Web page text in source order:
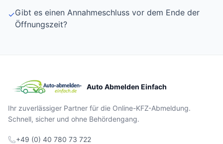
✓Gibt es einen Annahmeschluss vor dem Ende der
Öffnungszeit?
Auto Abmelden Einfach
Ihr zuverlässiger Partner für die Online-KFZ-Abmeldung.
Schnell, sicher und ohne Behördengang.
+49 (0) 40 780 73 722